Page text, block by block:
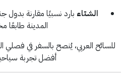
الشتاء بارد نسبيًا مقارنة
المدينة طابعًا
للسائح العربي، يُنصح بالسفر في
أفضل تجربة